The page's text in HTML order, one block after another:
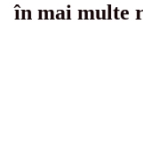
în mai multe